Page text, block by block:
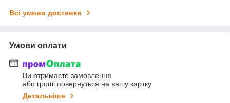
Всі умови доставки
Умови оплати
Ви отримаєте замовлення
або гроші повернуться на вашу картку
Детальніше